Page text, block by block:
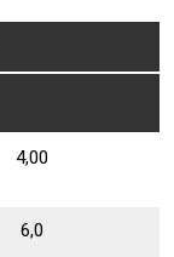
4,00
6,0